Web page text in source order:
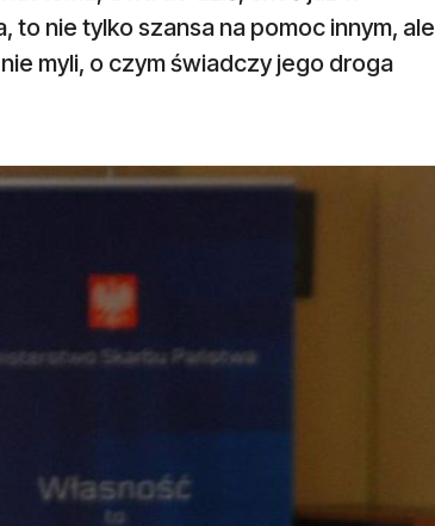
to nie tylko szansa na pomoc innym, ale
myli, o czym świadczy jego droga